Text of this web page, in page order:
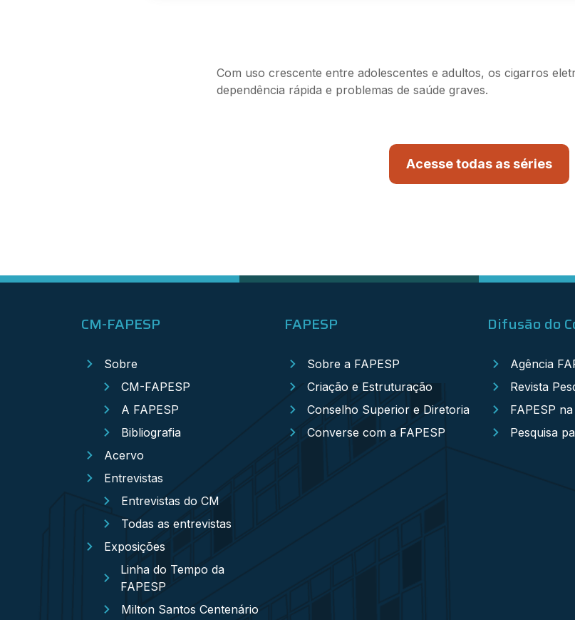
Com uso crescente entre adolescentes e adultos, os cigarros
dependência rápida e problemas de saúde graves.
Acesse todas as séries
CM-FAPESP
Sobre
CM-FAPESP
A FAPESP
Bibliografia
Acervo
Entrevistas
Entrevistas do CM
Todas as entrevistas
Exposições
Linha do Tempo da
FAPESP
Milton Santos Centenário
FAPESP
Sobre a FAPESP
Criação e Estruturação
Conselho Superior e Diretoria
Converse com a FAPESP
Difusão do
Agência
Revista
FAPESP
Pesquisa